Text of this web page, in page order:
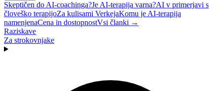
Skeptičen do AI-coachinga?Je AI-terapija varna?AI v primerjavi s
človeško terapijoZa kulisami VerkejaKomu je AI-terapija
namenjenaCena in dostopnostVsi članki →
Raziskave
Za strokovnjake